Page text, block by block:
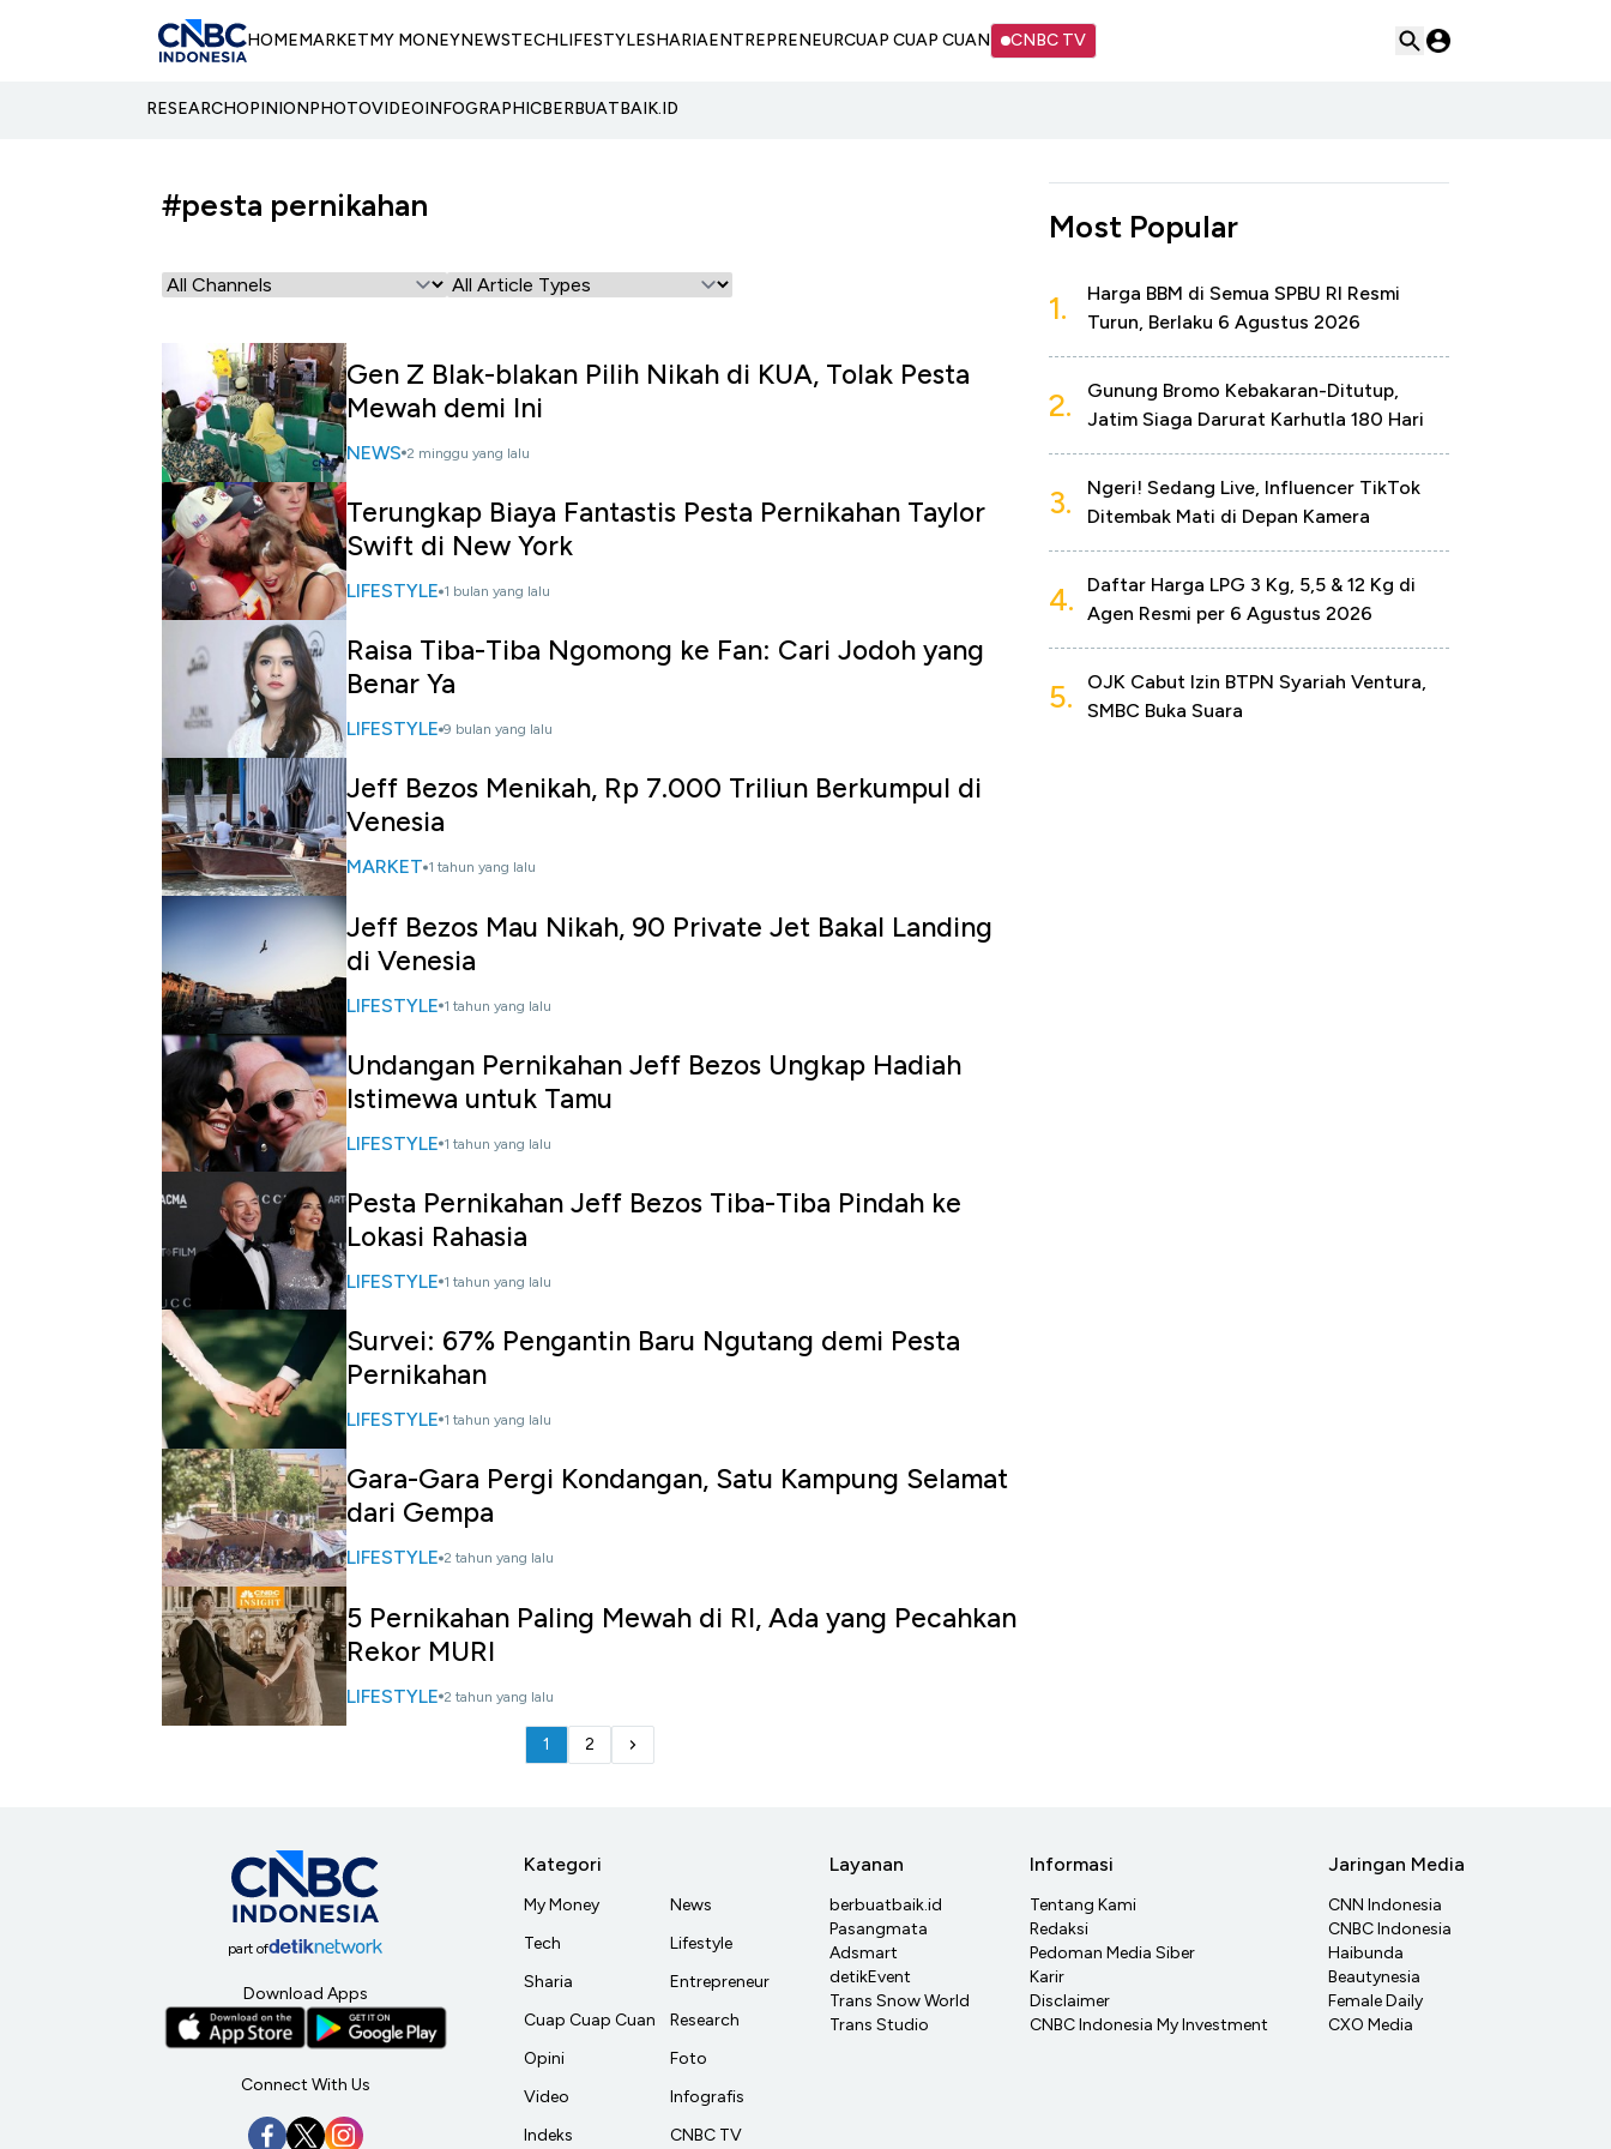
HOMEMARKETMY MONEYNEWSTECHLIFESTYLESHARIAENTREPRENEURCUAP CUAP CUAN CNBC TV
RESEARCHOPINIONPHOTOVIDEOINFOGRAPHICBERBUATBAIK.ID
#pesta pernikahan
Gen Z Blak-blakan Pilih Nikah di KUA, Tolak Pesta
Mewah demi Ini
NEWS 2 minggu yang lalu
Terungkap Biaya Fantastis Pesta Pernikahan Taylor
Swift di New York
LIFESTYLE 1 bulan yang lalu
Raisa Tiba-Tiba Ngomong ke Fan: Cari Jodoh yang
Benar Ya
LIFESTYLE 9 bulan yang lalu
Jeff Bezos Menikah, Rp 7.000 Triliun Berkumpul di
Venesia
MARKET 1 tahun yang lalu
Jeff Bezos Mau Nikah, 90 Private Jet Bakal Landing
di Venesia
LIFESTYLE 1 tahun yang lalu
Undangan Pernikahan Jeff Bezos Ungkap Hadiah
Istimewa untuk Tamu
LIFESTYLE 1 tahun yang lalu
Pesta Pernikahan Jeff Bezos Tiba-Tiba Pindah ke
Lokasi Rahasia
LIFESTYLE 1 tahun yang lalu
Survei: 67% Pengantin Baru Ngutang demi Pesta
Pernikahan
LIFESTYLE 1 tahun yang lalu
Gara-Gara Pergi Kondangan, Satu Kampung Selamat
dari Gempa
LIFESTYLE 2 tahun yang lalu
5 Pernikahan Paling Mewah di RI, Ada yang Pecahkan
Rekor MURI
LIFESTYLE 2 tahun yang lalu
1 2
Most Popular
1.
Harga BBM di Semua SPBU RI Resmi
Turun, Berlaku 6 Agustus 2026
2.
Gunung Bromo Kebakaran-Ditutup,
Jatim Siaga Darurat Karhutla 180 Hari
3.
Ngeri! Sedang Live, Influencer TikTok
Ditembak Mati di Depan Kamera
4.
Daftar Harga LPG 3 Kg, 5,5 & 12 Kg di
Agen Resmi per 6 Agustus 2026
5.
OJK Cabut Izin BTPN Syariah Ventura,
SMBC Buka Suara
part of
Download Apps
Connect With Us
Kategori
My Money
Tech
Sharia
Cuap Cuap Cuan
Opini
Video
Indeks
News
Lifestyle
Entrepreneur
Research
Foto
Infografis
CNBC TV
Layanan
berbuatbaik.id
Pasangmata
Adsmart
detikEvent
Trans Snow World
Trans Studio
Informasi
Tentang Kami
Redaksi
Pedoman Media Siber
Karir
Disclaimer
CNBC Indonesia My Investment
Jaringan Media
CNN Indonesia
CNBC Indonesia
Haibunda
Beautynesia
Female Daily
CXO Media